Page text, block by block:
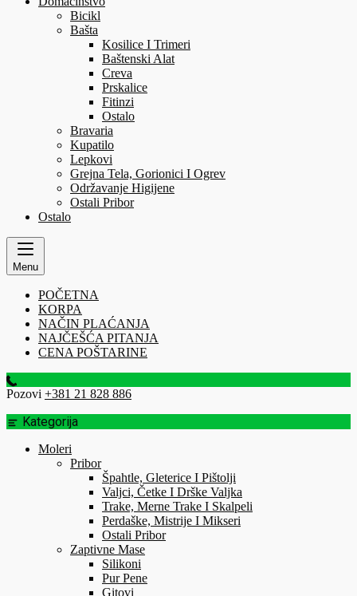
Bicikl
Bašta
Kosilice I Trimeri
Baštenski Alat
Creva
Prskalice
Fitinzi
Ostalo
Bravaria
Kupatilo
Lepkovi
Grejna Tela, Gorionici I Ogrev
Održavanje Higijene
Ostali Pribor
Ostalo
Menu
POČETNA
KORPA
NAČIN PLAĆANJA
NAJČEŠĆA PITANJA
CENA POŠTARINE
Pozovi +381 21 828 886
Kategorija
Moleri
Pribor
Špahtle, Gleterice I Pištolji
Valjci, Četke I Drške Valjka
Trake, Merne Trake I Skalpeli
Perdaške, Mistrije I Mikseri
Ostali Pribor
Zaptivne Mase
Silikoni
Pur Pene
Gitovi